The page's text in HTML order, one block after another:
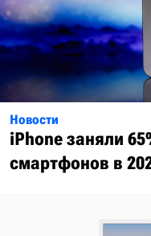
Новости
iPhone заняли
смартфонов в